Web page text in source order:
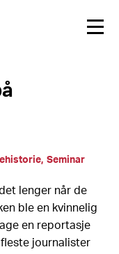
Seminar
lenger når de
ble en kvinnelig
en reportasje
journalister